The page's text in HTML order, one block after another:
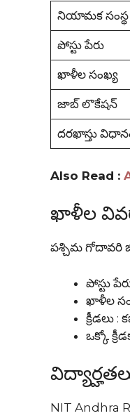
నియామక సంస్థ
పోస్టు పేరు
ఖాళీల సంఖ్య
జాబ్ లొకేషన్
దరఖాస్తు
Also Read :
ఖాళీల
పశ్చిమ గోదావరి
పోస్టు
ఖాళీల
క్రీడలు
ఒక్కో
NIT Andhra